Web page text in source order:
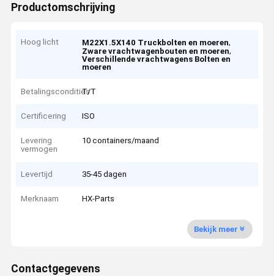
Productomschrijving
Hoog licht M22X1.5X140 Truckbolten en moeren,
Zware vrachtwagenbouten en moeren,
Verschillende vrachtwagens Bolten en
moeren
Betalingscondities
T/T
Certificering ISO
Levering
vermogen
10 containers/maand
Levertijd 35-45 dagen
Merknaam HX-Parts
Bekijk meer
Contactgegevens